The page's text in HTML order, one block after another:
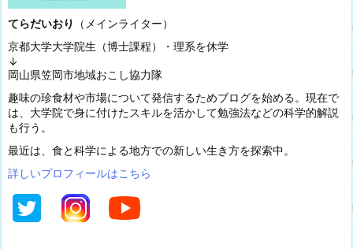
てらだいおり
（メインライター）
京都大学大学院生（博士課程）・理系を休学
↓
岡山県笠岡市地域おこし協力隊
趣味の珍食材や市場について発信するためブログを始める。現在で
は、大学院で身に付けたスキルを活かして勉強法などの科学的解説
も行う。
最近は、食と科学による地方での新しい生き方を探索中。
詳しいプロフィールはこちら